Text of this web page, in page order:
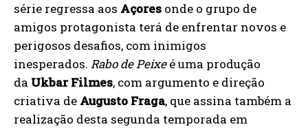
série regressa aos Açores onde o grupo de
amigos protagonista terá de enfrentar novos e
perigosos desafios, com inimigos
inesperados. Rabo de Peixeé uma produção
da Ukbar Filmes, com argumento e direção
criativa de Augusto Fraga, que assina também a
realização desta segunda temporada em